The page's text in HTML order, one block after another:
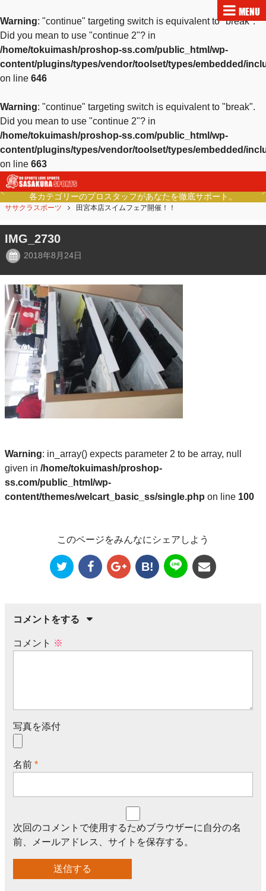
Warning: "continue" targeting switch is equivalent to "break".
Did you mean to use "continue 2"? in
/home/tokuimash/proshop-ss.com/public_html/wp-
content/plugins/types/vendor/toolset/types/embedded/
on line 646
Warning: "continue" targeting switch is equivalent to "break".
Did you mean to use "continue 2"? in
/home/tokuimash/proshop-ss.com/public_html/wp-
content/plugins/types/vendor/toolset/types/embedded/
on line 663
MENU
各カテゴリーのプロスタッフがあなたを徹底サポート。
Previous
ササクラスポーツ 田宮本店スイムフェア開催！！
IMG_2730
2018年8月24日
Warning: in_array() expects parameter 2 to be array, null
given in /home/tokuimash/proshop-
ss.com/public_html/wp-
content/themes/welcart_basic_ss/single.php on line 100
このページをみんなにシェアしよう
B!
コメントをする
コメント ※
写真を添付
名前 *
次回のコメントで使用するためブラウザーに自分の名
前、メールアドレス、サイトを保存する。